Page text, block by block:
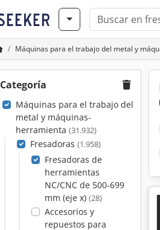
Máquinas para el trabajo del metal y
Categoría
Máquinas para el trabajo del
metal y máquinas-
herramienta (31.932)
Fresadoras (1.958)
Fresadoras de
herramientas
NC/CNC de 500-699
mm (eje x) (28)
Accesorios y
repuestos para